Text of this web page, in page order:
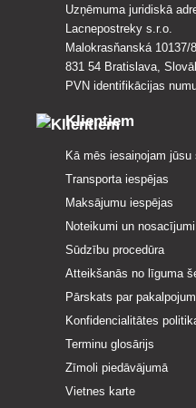
Uzņēmuma juridiskā
Lacnepostreky s.r.o.
Malokrasňanská 10137/8
831 54 Bratislava,
PVN identifikācijas
Klientiem
Kā mēs iesaiņojam jūsu
Transporta iespējas
Maksājumu iespējas
Noteikumi un nosacījumi
Sūdzību procedūra
Atteikšanās no līguma
Pārskats par
Konfidencialitātes
Terminu glosārijs
Zīmoli piedāvājumā
Vietnes karte